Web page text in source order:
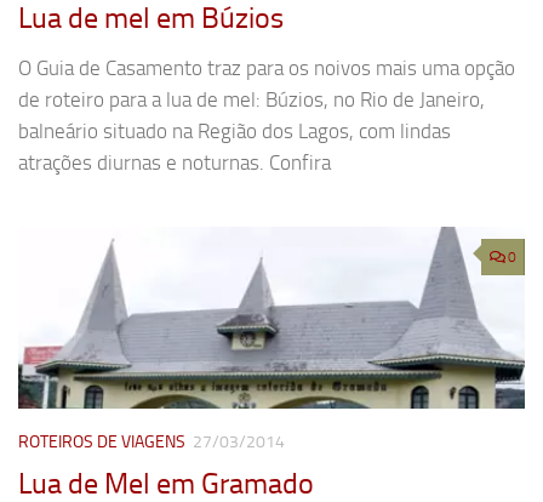
Lua de mel em Búzios
O Guia de Casamento traz para os noivos mais uma opção
de roteiro para a lua de mel: Búzios, no Rio de Janeiro,
balneário situado na Região dos Lagos, com lindas
atrações diurnas e noturnas. Confira
0
ROTEIROS DE VIAGENS 27/03/2014
Lua de Mel em Gramado